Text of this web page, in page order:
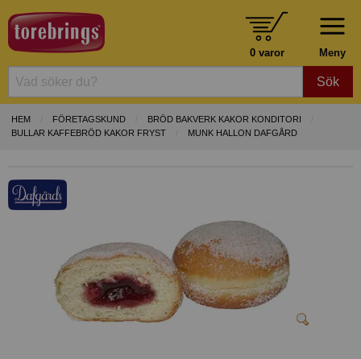
Meny
0 varor
Sök
HEM FÖRETAGSKUND
BRÖD BAKVERK KAKOR KONDITORI
BULLAR KAFFEBRÖD KAKOR FRYST
MUNK HALLON DAFGÅRD